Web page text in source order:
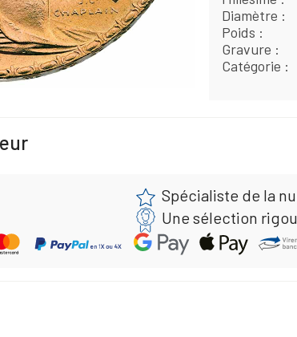
Diamètre
Poids
Gravure
Catégorie
Spécialiste de la
Une sélection